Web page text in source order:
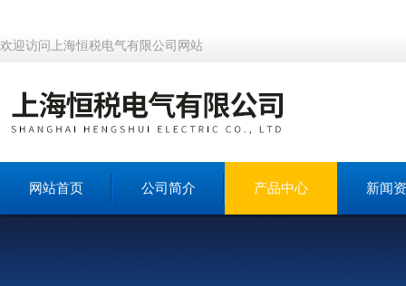
欢迎访问上海恒税电气有限公司网站
网站首页 公司简介 产品中心 新闻